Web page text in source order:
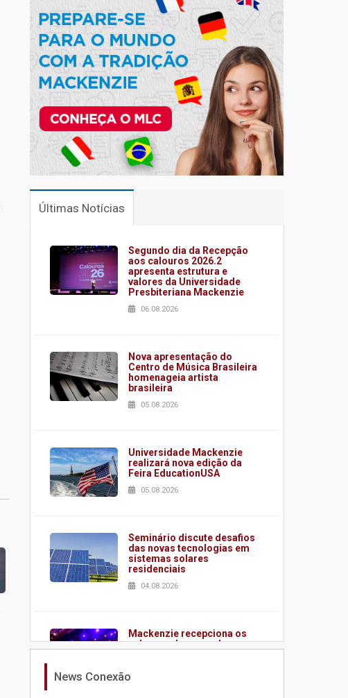
Últimas Notícias
Segundo dia da Recepção
aos calouros 2026.2
apresenta estrutura e
valores da Universidade
Presbiteriana Mackenzie
06.08.2026
Nova apresentação do
Centro de Música Brasileira
homenageia artista
brasileira
05.08.2026
Universidade Mackenzie
realizará nova edição da
Feira EducationUSA
05.08.2026
Seminário discute desafios
das novas tecnologias em
sistemas solares
residenciais
04.08.2026
Mackenzie recepciona os
calouros do segundo
News Conexão